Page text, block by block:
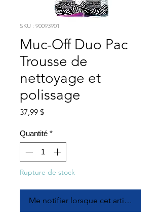
SKU : 90093901
Muc-Off Duo Pac
Trousse de
nettoyage et
polissage
37,99 $Prix
Quantité *
Rupture de stock
Me notifier lorsque cet article est